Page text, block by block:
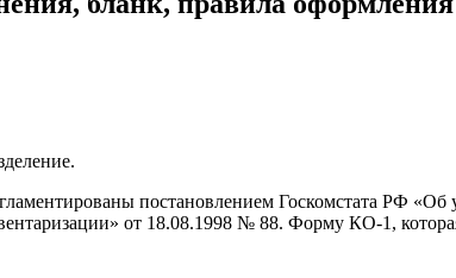
постановлением Госкомстата РФ
от 18.08.1998 № 88. Форму КО-1,